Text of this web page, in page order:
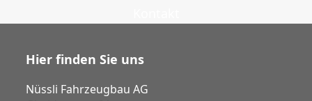
Hier finden Sie uns
Nüssli Fahrzeugbau AG